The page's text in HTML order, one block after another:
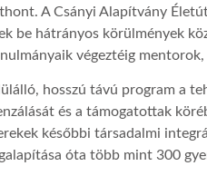
A Csányi Alapítvány
be hátrányos körülmények
végeztéig
hosszú távú program a
és a támogatottak
későbbi társadalmi
óta több mint 300